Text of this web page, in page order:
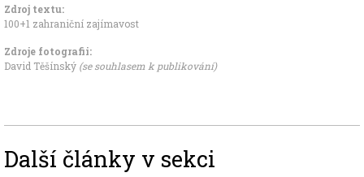
Zdroj textu:
100+1 zahraniční zajímavost
Zdroje fotografii:
David Těšínský (se souhlasem k publikování)
Další články v sekci